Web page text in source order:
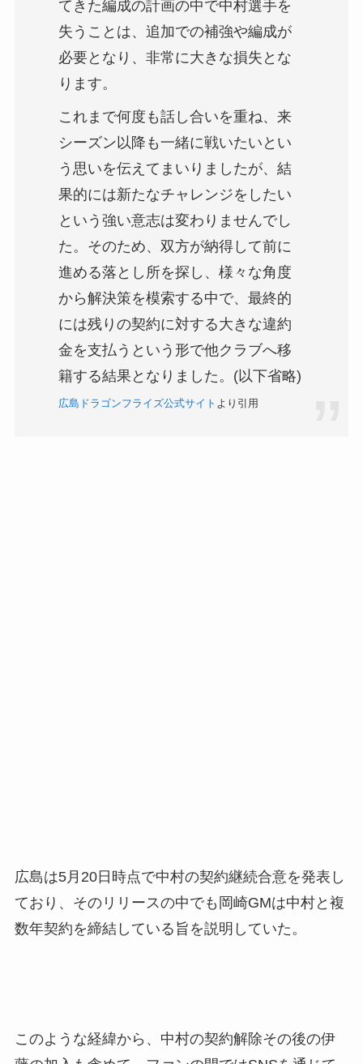
てきた編成の計画の中で中村選手を
失うことは、追加での補強や編成が
必要となり、非常に大きな損失とな
ります。
これまで何度も話し合いを重ね、来
シーズン以降も一緒に戦いたいとい
う思いを伝えてまいりましたが、結
果的には新たなチャレンジをしたい
という強い意志は変わりませんでし
た。そのため、双方が納得して前に
進める落とし所を探し、様々な角度
から解決策を模索する中で、最終的
には残りの契約に対する大きな違約
金を支払うという形で他クラブへ移
籍する結果となりました。(以下省略)
広島ドラゴンフライズ公式サイト より引用
広島は5月20日時点で中村の契約継続合意を発表し
ており、そのリリースの中でも岡崎GMは中村と複
数年契約を締結している旨を説明していた。
このような経緯から、中村の契約解除その後の伊